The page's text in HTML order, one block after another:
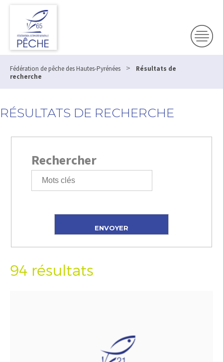
Fédération de pêche des Hautes-Pyrénées >
Résultats de
recherche
RÉSULTATS DE RECHERCHE
Rechercher
94 résultats